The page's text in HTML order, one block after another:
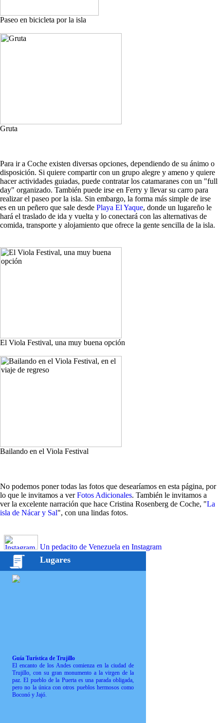
Paseo en bicicleta por la isla
Gruta
Para ir a Coche existen diversas opciones, dependiendo de su ánimo o
disposición. Si quiere compartir con un grupo alegre y ameno y quiere
hacer actividades guiadas, puede contratar los catamaranes con un "full
day" organizado. También puede irse en Ferry y llevar su carro para
realizar el paseo por la isla. Sin embargo, la forma más simple de irse
es en un peñero que sale desde Playa El Yaque, donde un lugareño le
hará el traslado de ida y vuelta y lo conectará con las alternativas de
comida, transporte y alojamiento que ofrece la gente sencilla de la isla.
El Viola Festival, una muy buena opción
Bailando en el Viola Festival
No podemos poner todas las fotos que desearíamos en esta página, por
lo que le invitamos a verFotos Adicionales. También le invitamos a
ver la excelente narración que hace Cristina Rosenberg de Coche, "La
isla de Nácar y Sal", con una lindas fotos.
Un pedacito de Venezuela en Instagram
Lugares
Guía Turística de Trujillo
El encanto de los Andes comienza en la ciudad de
Trujillo, con su gran monumento a la virgen de la
paz. El pueblo de la Puerta es una parada obligada,
pero no la única con otros pueblos hermosos como
Boconó y Jajó.